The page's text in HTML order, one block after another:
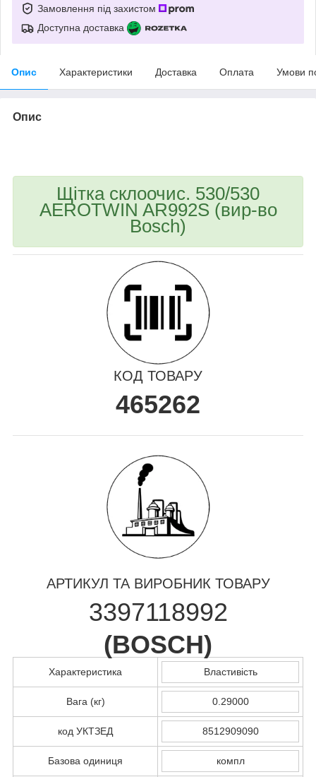
Замовлення під захистом
Доступна доставка
Опис Характеристики Доставка Оплата Умови
Опис
Щітка склоочис. 530/530
AEROTWIN AR992S (вир-во
Bosch)
КОД ТОВАРУ
465262
АРТИКУЛ ТА ВИРОБНИК ТОВАРУ
3397118992
(BOSCH)
Характеристика Властивість
Вага (кг) 0.29000
код УКТЗЕД 8512909090
Базова одиниця компл